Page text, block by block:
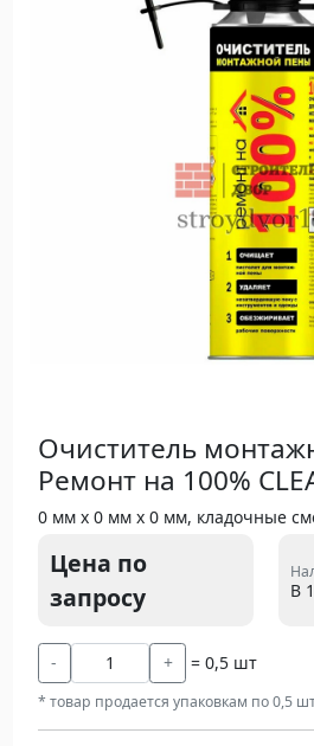
Очиститель
Ремонт на 100%
0 мм х 0 мм х 0 мм, кладочные
Цена по
запросу
В
- + = 0,5 шт
* товар продается упаковкам по 0,5